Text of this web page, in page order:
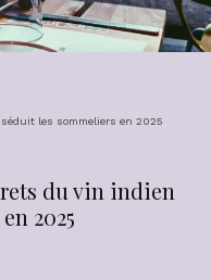
les sommeliers en 2025
du vin indien
2025